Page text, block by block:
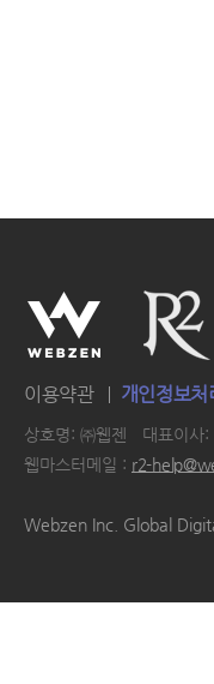
이용약관 개인정보처
상호명: ㈜웹젠 대표이사:
웹마스터메일 : r2-
Webzen Inc. Global